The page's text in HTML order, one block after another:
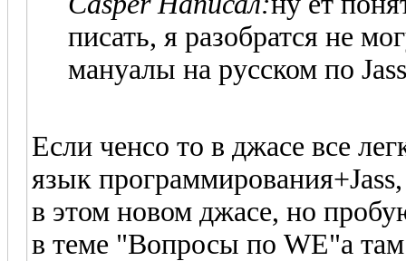
писать, я разобратся не
мануалы на русском по
Если ченсо то в джасе все
язык
в этом новом джасе, но
в теме "Вопросы по WE"а